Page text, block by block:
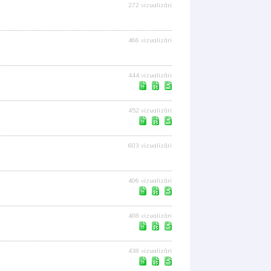
272 vizualizări
466 vizualizări
444 vizualizări
452 vizualizări
603 vizualizări
406 vizualizări
408 vizualizări
438 vizualizări